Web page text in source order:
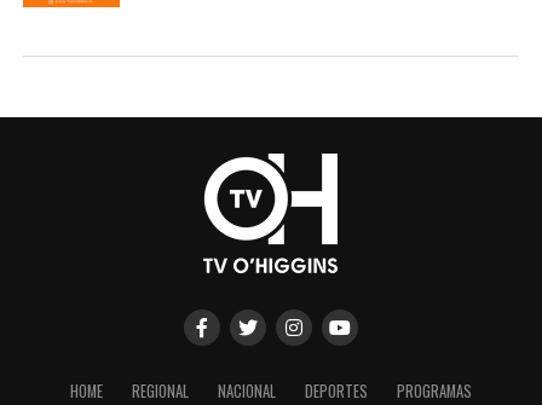
HOME REGIONAL NACIONAL DEPORTES
PROGRAMAS